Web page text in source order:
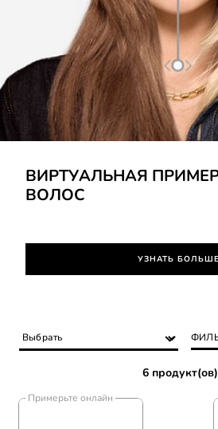
ВИРТУАЛЬНАЯ
ВОЛОС
УЗНАТЬ БОЛЬШЕ
6 продукт(ов)
Примерьте онлайн